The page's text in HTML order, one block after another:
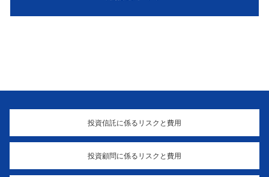
投資信託に係るリスクと費用
投資顧問に係るリスクと費用